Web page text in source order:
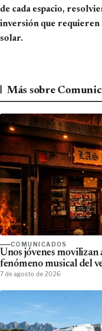
de cada espacio,
inversión que requieren
solar.
Más sobre
COMUNICADOS
Unos jóvenes
fenómeno musical del
7 de agosto de 2026